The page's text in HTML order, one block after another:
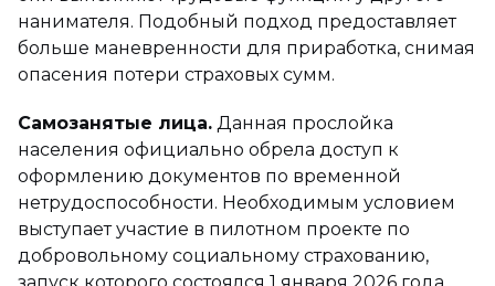
нанимателя. Подобный подход предоставляет
больше маневренности для приработка, снимая
опасения потери страховых сумм.
Самозанятые лица. Данная прослойка
населения официально обрела доступ к
оформлению документов по временной
нетрудоспособности. Необходимым условием
выступает участие в пилотном проекте по
добровольному социальному страхованию,
запуск которого состоялся 1 января 2026 года.